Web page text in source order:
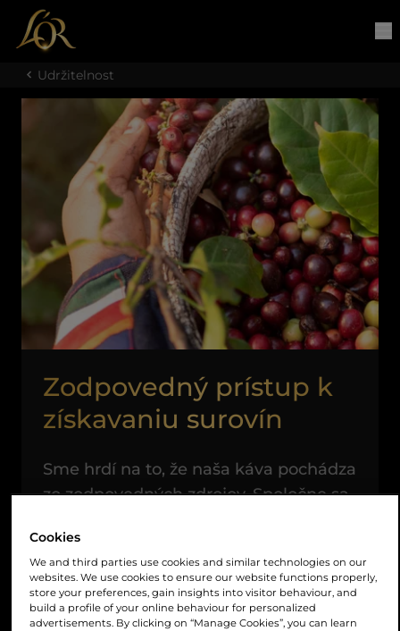
Udržitelnost
Zodpovedný prístup k
získavaniu surovín
Sme hrdí na to, že naša káva pochádza
zo zodpovedných zdrojov. Spoločne sa
ktorej sa darí farmárom aj prírode.
Prostredníctvom JDE Peet's Common
Grounds (odkaz)sa snažíme pozitívne
Cookies
We and third parties use cookies and similar technologies on our
websites. We use cookies to ensure our website functions properly,
store your preferences, gain insights into visitor behaviour, and
build a profile of your online behaviour for personalized
advertisements. By clicking on “Manage Cookies”, you can learn